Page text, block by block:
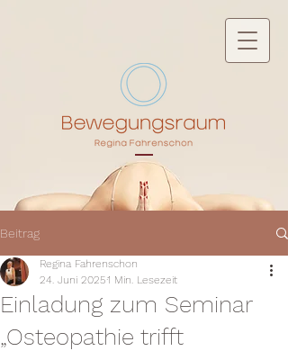
Beitrag
Einladung zum Seminar
„Osteopathie trifft
Regina Fahrenschon
24. Juni 20251 Min. Lesezeit